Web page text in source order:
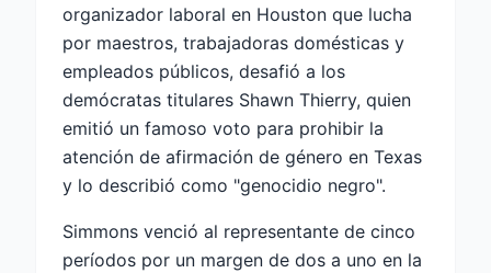
organizador laboral en Houston que lucha
por maestros, trabajadoras domésticas y
empleados públicos, desafió a los
demócratas titulares Shawn Thierry, quien
emitió un famoso voto para prohibir la
atención de afirmación de género en Texas
y lo describió como "genocidio negro".
Simmons venció al representante de cinco
períodos por un margen de dos a uno en la